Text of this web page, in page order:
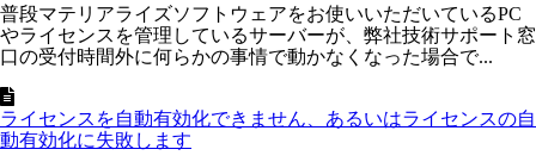
普段マテリアライズソフトウェアをお使いいただいているPC
やライセンスを管理しているサーバーが、弊社技術サポート窓
口の受付時間外に何らかの事情で動かなくなった場合で...
ライセンスを自動有効化できません、あるいはライセンスの自
動有効化に失敗します